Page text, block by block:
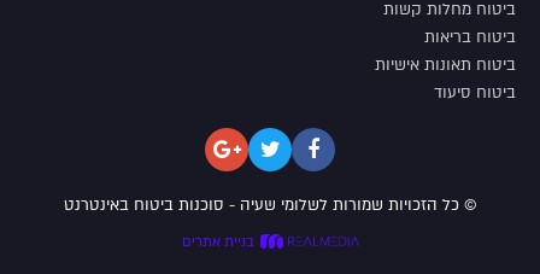
ביטוח מחלות קשות
ביטוח בריאות
ביטוח תאונות אישיות
ביטוח סיעוד
© כל הזכויות שמורות לשלומי שעיה - סוכנות ביטוח באינטרנט
בניית אתרים